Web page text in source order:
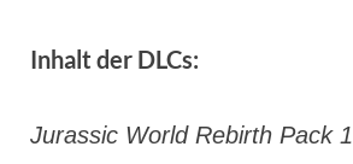
Inhalt der DLCs:
Jurassic World Rebirth Pack 1